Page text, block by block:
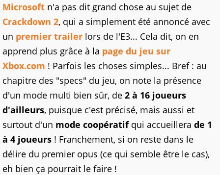
Microsoft n'a pas dit grand chose au sujet de
Crackdown 2, qui a simplement été annoncé avec
un premier trailer lors de l'E3... Cela dit, on en
apprend plus grâce à la page du jeu sur
Xbox.com ! Parfois les choses simples... Bref : au
chapitre des "specs" du jeu, on note la présence
d'un mode multi bien sûr, de 2 à 16 joueurs
d'ailleurs, puisque c'est précisé, mais aussi et
surtout d'un mode coopératifqui accueillera de 1
à 4 joueurs ! Franchement, si on reste dans le
délire du premier opus (ce qui semble être le cas),
eh bien ça pourrait le faire !